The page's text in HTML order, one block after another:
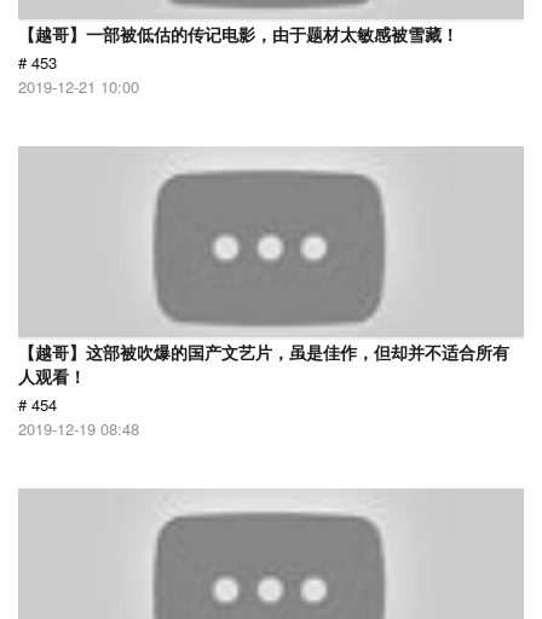
【越哥】一部被低估的传记电影，由于题材太敏感被雪藏！
# 453
2019-12-21 10:00
【越哥】这部被吹爆的国产文艺片，虽是佳作，但却并不适合所有
人观看！
# 454
2019-12-19 08:48